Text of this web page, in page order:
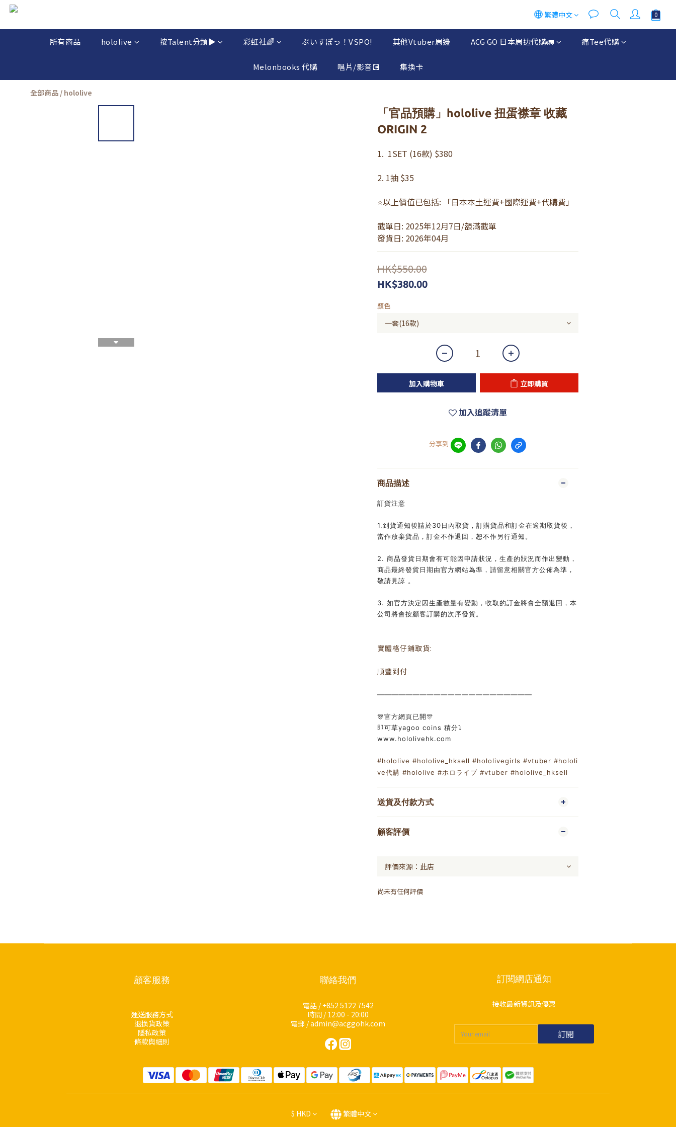
繁體中文
所有商品 hololive 按Talent分類▶️ 彩虹社🌈 ぶいすぽっ！VSPO! 其他Vtuber周邊 ACG GO 日本周边代購🚛 痛Tee代購
Melonbooks 代購 唱片/影音💽 集換卡
全部商品 / hololive
「官品預購」hololive 扭蛋襟章 收藏
ORIGIN 2
1.  1SET (16款) $380
2. 1抽 $35
⭐以上價值已包括: 「日本本土運費+國際運費+代購費」
截單日: 2025年12月7日/額滿截單
發貨日: 2026年04月
HK$550.00
HK$380.00
顏色
加入購物車 立即購買
加入追蹤清單
分享到
商品描述
訂貨注意
1.到貨通知後請於30日內取貨，訂購貨品和訂金在逾期取貨後，
當作放棄貨品，訂金不作退回，恕不作另行通知。
2. 商品發貨日期會有可能因申請狀況，生產的狀況而作出變動，
商品最終發貨日期由官方網站為準，請留意相關官方公佈為準，
敬請見諒 。
3. 如官方決定因生產數量有變動，收取的訂金將會全額退回，本
公司將會按顧客訂購的次序發貨。
實體格仔鋪取貨:
順豐到付
——————————————————————
🎊官方網頁已開🎊
即可草yagoo coins 積分⤵️
www.hololivehk.com
#hololive #hololive_hksell #hololivegirls #vtuber #hololi
ve代購 #hololive #ホロライブ #vtuber #hololive_hksell
送貨及付款方式
顧客評價
尚未有任何評價
立即購買
顧客服務
運送服務方式
退換貨政策
隱私政策
條款與細則
聯絡我們
電話 / +852 5122 7542
時間 / 12:00 - 20:00
電郵 / admin@acggohk.com
訂閱網店通知
接收最新資訊及優惠
訂閱
$ HKD 繁體中文